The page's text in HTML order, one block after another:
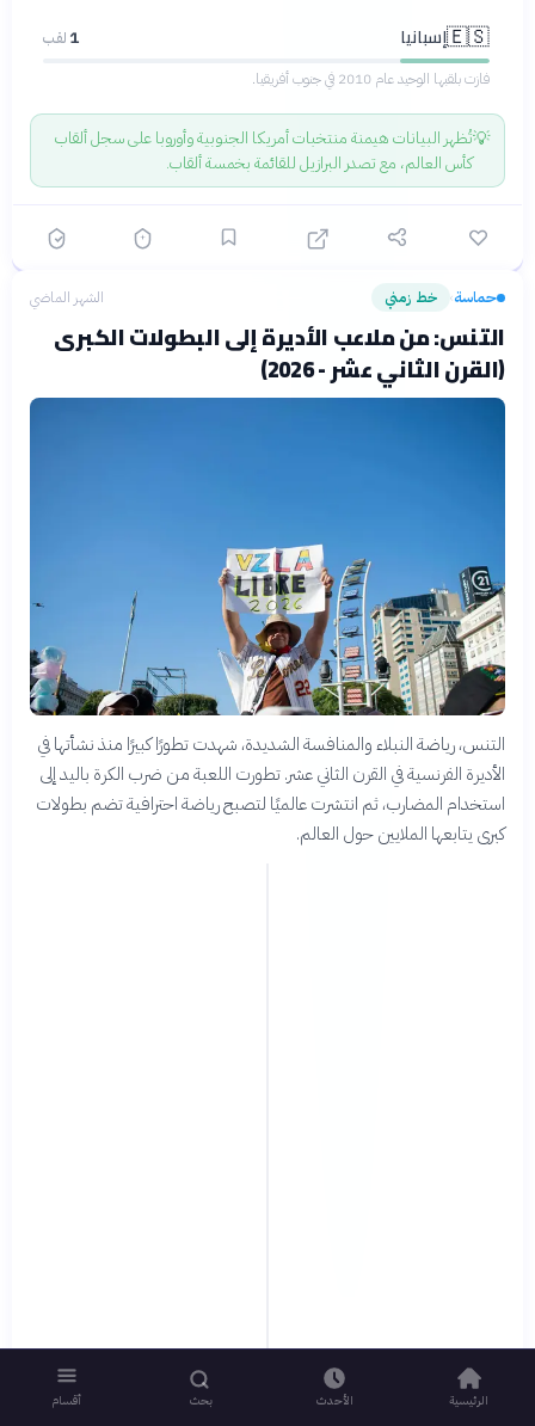
🇪🇸إسبانيا 1 لقب
فازت بلقبها الوحيد عام 2010 في جنوب أفريقيا.
💡تُظهر البيانات هيمنة منتخبات أمريكا الجنوبية وأوروبا على سجل ألقاب
كأس العالم، مع تصدر البرازيل للقائمة بخمسة ألقاب.
حماسة› خط زمني الشهر الماضي
التنس: من ملاعب الأديرة إلى البطولات الكبرى
(القرن الثاني عشر - 2026)
التنس، رياضة النبلاء والمنافسة الشديدة، شهدت تطورًا كبيرًا منذ نشأتها في
الأديرة الفرنسية في القرن الثاني عشر. تطورت اللعبة من ضرب الكرة باليد إلى
استخدام المضارب، ثم انتشرت عالميًا لتصبح رياضة احترافية تضم بطولات
كبرى يتابعها الملايين حول العالم.
الرئيسية الأحدث بحث أقسام